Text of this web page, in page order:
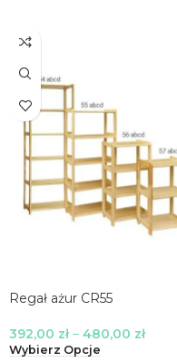
Regał ażur CR55
392,00 zł– 480,00 zł
Wybierz Opcje